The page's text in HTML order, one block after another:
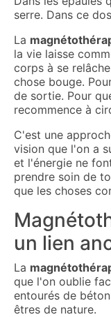
serre. Dans ce
La
la vie laisse
corps à se
chose bouge.
de sortie. Pour
recommence à
C'est une
vision que l'on a
et l'énergie ne
prendre soin de
que les choses
un lien
La
que l'on oublie
entourés de
êtres de nature.